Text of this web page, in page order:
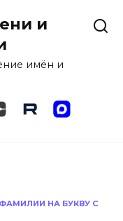
и
имён и
ФАМИЛИИ НА БУКВУ С